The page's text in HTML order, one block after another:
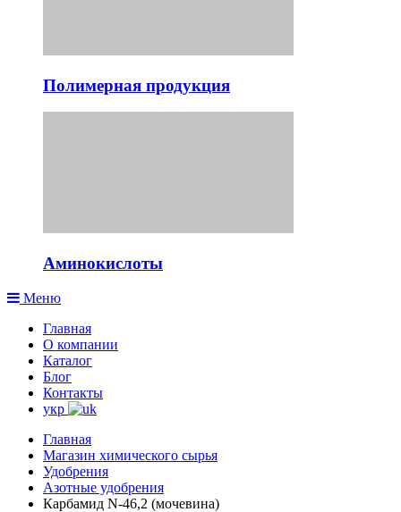
Полимерная продукция
Аминокислоты
Меню
Главная
О компании
Каталог
Блог
Контакты
укр
Главная
Магазин химического сырья
Удобрения
Азотные удобрения
Карбамид N-46,2 (мочевина)